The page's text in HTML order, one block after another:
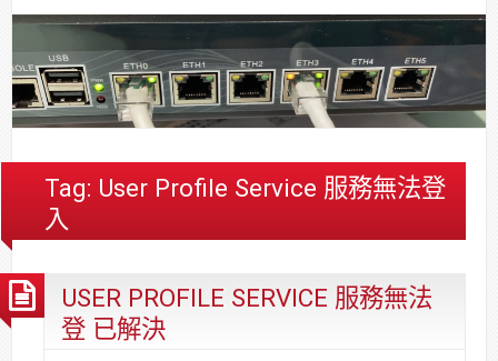
腦
護
合
約
功
例
分
享
於
力
通
通
報
關
系
統
視
系
統
安
維
修,
舍
網
路/
大
樓
路/
公
路/
中
料
件
區
團
法
台
中
Tag: User Profile Service 服務無法登
入
USER PROFILE SERVICE 服務無法
登 已解決